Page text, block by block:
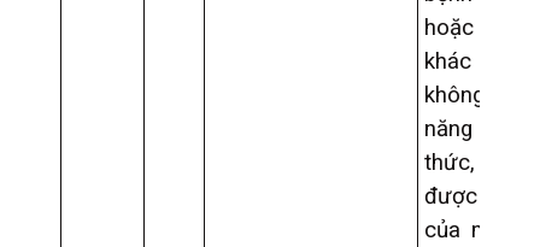
hoặc
khác
không có
năng
thức, làm
được
của mình;